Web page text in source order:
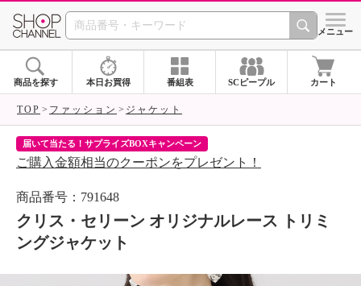
SHOP CHANNEL シメニュー
商品を探す 本日お買得 番組表 SCピープル カート
TOP ファッション ジャケット
届いて当たる！サプライズBOXキャンペーン
ご購入金額相当のクーポンをプレゼント！
商品番号：791648
クリス・セリーン オリジナルレース トリミ
ングジャケット